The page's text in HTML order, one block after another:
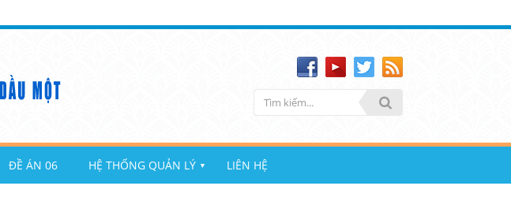
ĐỀ ÁN 06 HỆ THỐNG QUẢN LÝ ▼ LIÊN HỆ